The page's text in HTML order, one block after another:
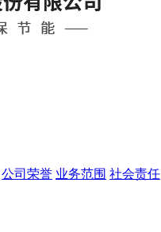
公司荣誉 业务范围 社会责任